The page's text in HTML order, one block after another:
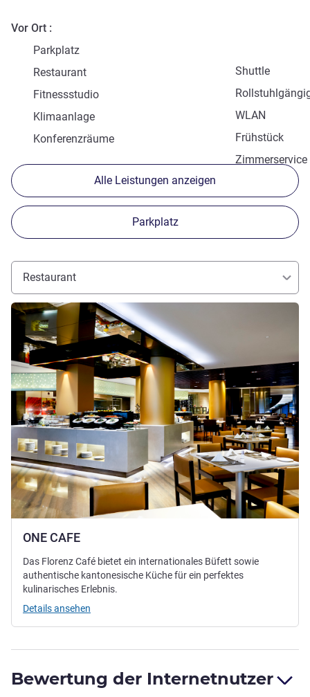
Vor Ort
Parkplatz
Shuttle
Restaurant
Fitnessstudio
WLAN
Klimaanlage
Frühstück
Konferenzräume
Zimmerservice
Alle Leistungen anzeigen
Parkplatz
Restaurant
ONE CAFE
Details ansehen
Das Florenz Café bietet ein internationales Büfett sowie
authentische kantonesische Küche für ein perfektes
kulinarisches Erlebnis.
Details ansehen
Bewertung der Internetnutzer